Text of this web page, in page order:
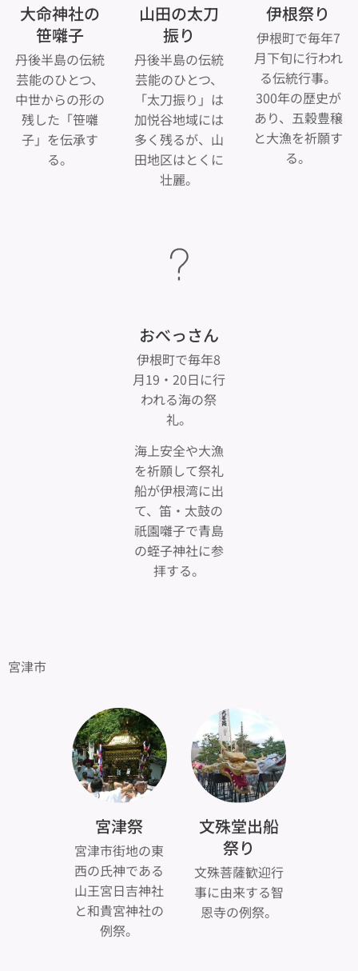
大命神社の
笹囃子
丹後半島の伝統
芸能のひとつ、
中世からの形の
残した「笹囃
子」を伝承す
る。
山田の太刀
振り
丹後半島の伝統
芸能のひとつ、
「太刀振り」は
加悦谷地域には
多く残るが、山
田地区はとくに
壮麗。
伊根祭り
伊根町で毎年7
月下旬に行われ
る伝統行事。
300年の歴史が
あり、五穀豊穣
と大漁を祈願す
る。
おべっさん
伊根町で毎年8
月19・20日に行
われる海の祭
礼。
海上安全や大漁
を祈願して祭礼
船が伊根湾に出
て、笛・太鼓の
祇園囃子で青島
の蛭子神社に参
拝する。
宮津市
宮津祭
宮津市街地の東
西の氏神である
山王宮日吉神社
と和貴宮神社の
例祭。
文殊堂出船
祭り
文殊菩薩歓迎行
事に由来する智
恩寺の例祭。